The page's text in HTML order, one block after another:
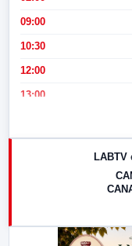
09:00
10:30
12:00
13:00
LABTV